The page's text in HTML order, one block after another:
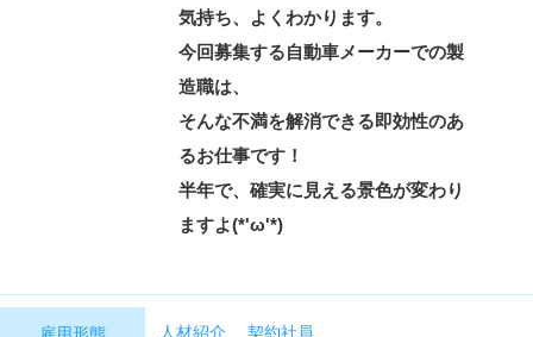
Facebook
気持ち、よくわかります。
今回募集する自動車メーカーでの製
造職は、
そんな不満を解消できる即効性のあ
るお仕事です！
半年で、確実に見える景色が変わり
ますよ(*'ω'*)
雇用形態 人材紹介 契約社員